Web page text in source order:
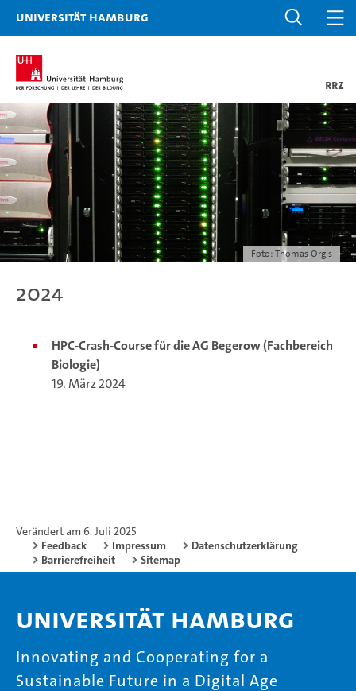
Universität Hamburg
RRZ
Foto: Thomas Orgis
2024
HPC-Crash-Course für die AG Begerow (Fachbereich
Biologie)
19. März 2024
Verändert am 6. Juli 2025
Feedback
Impressum
Datenschutzerklärung
Barrierefreiheit
Sitemap
Universität Hamburg
Innovating and Cooperating for a
Sustainable Future in a Digital Age